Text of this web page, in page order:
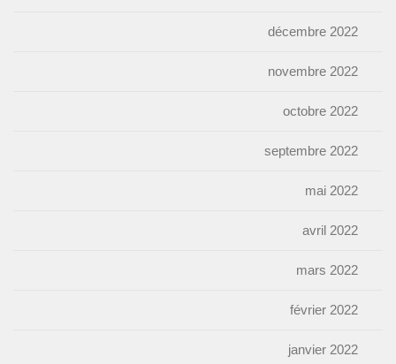
décembre 2022
novembre 2022
octobre 2022
septembre 2022
mai 2022
avril 2022
mars 2022
février 2022
janvier 2022